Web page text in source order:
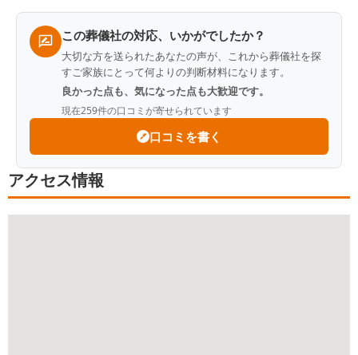
この葬儀社の対応、いかがでしたか？
大切な方を送られたあなたの声が、これから葬儀社を探
すご家族にとって何よりの判断材料になります。
良かった点も、気になった点も大歓迎です。
現在259件の口コミが寄せられています
口コミを書く
アクセス情報